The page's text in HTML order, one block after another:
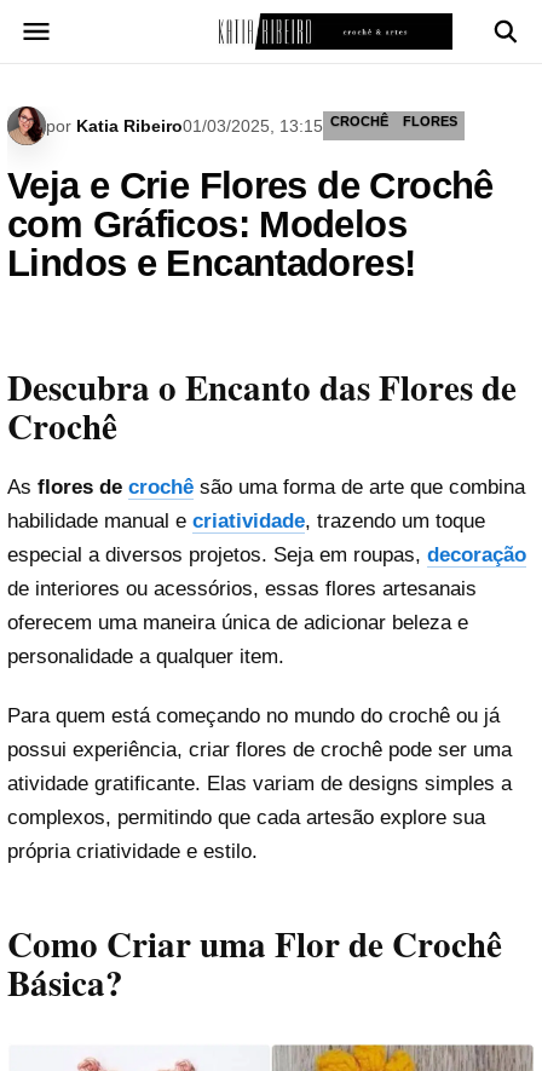
para
por Katia Ribeiro01/03/2025, 13:15 CROCHÊ FLORES
Veja e Crie Flores de Crochê
com Gráficos: Modelos
Lindos e Encantadores!
Descubra o Encanto das Flores de
Crochê
As flores de crochê são uma forma de arte que combina
habilidade manual e criatividade, trazendo um toque
especial a diversos projetos. Seja em roupas, decoração
de interiores ou acessórios, essas flores artesanais
oferecem uma maneira única de adicionar beleza e
personalidade a qualquer item.
Para quem está começando no mundo do crochê ou já
possui experiência, criar flores de crochê pode ser uma
atividade gratificante. Elas variam de designs simples a
complexos, permitindo que cada artesão explore sua
própria criatividade e estilo.
Como Criar uma Flor de Crochê
Básica?